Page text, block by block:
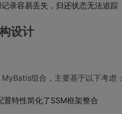
录容易丢失，归还状态无法追踪
设计
组合，主要基于以下考虑
特性简化了SSM框架整合